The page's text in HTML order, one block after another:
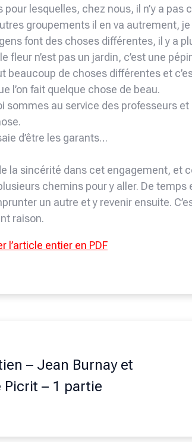
pour lesquelles, chez nous, il n’y a pas
groupements il en va autrement,
font des choses différentes, il y a
fleur n’est pas un jardin, c’est une
beaucoup de choses différentes et
l’on fait quelque chose de beau.
sommes au service des professeurs
d’être les garants…
la sincérité dans cet engagement, et
chemins pour y aller. De
un autre et y revenir ensuite.
raison.
l’article entier en PDF
– Jean Burnay et
Picrit – 1 partie